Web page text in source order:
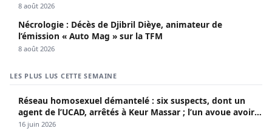
8 août 2026
Nécrologie : Décès de Djibril Dièye, animateur de
l’émission « Auto Mag » sur la TFM
8 août 2026
LES PLUS LUS CETTE SEMAINE
Réseau homosexuel démantelé : six suspects, dont un
agent de l’UCAD, arrêtés à Keur Massar ; l’un avoue avoir
propagé le VIH depuis 2018
16 juin 2026